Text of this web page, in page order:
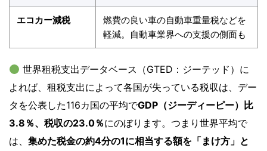
エコカー減税
燃費の良い車の自動車重量税などを
軽減。自動車業界への支援の側面も
世界租税支出データベース（GTED：ジーテッド）に
よれば、租税支出によって各国が失っている税収は、デー
タを公表した116カ国の平均でGDP（ジーディーピー）比
3.8％、税収の23.0％にのぼります。つまり世界平均で
は、 集めた税金の約4分の1に相当する額を「まけ方」と